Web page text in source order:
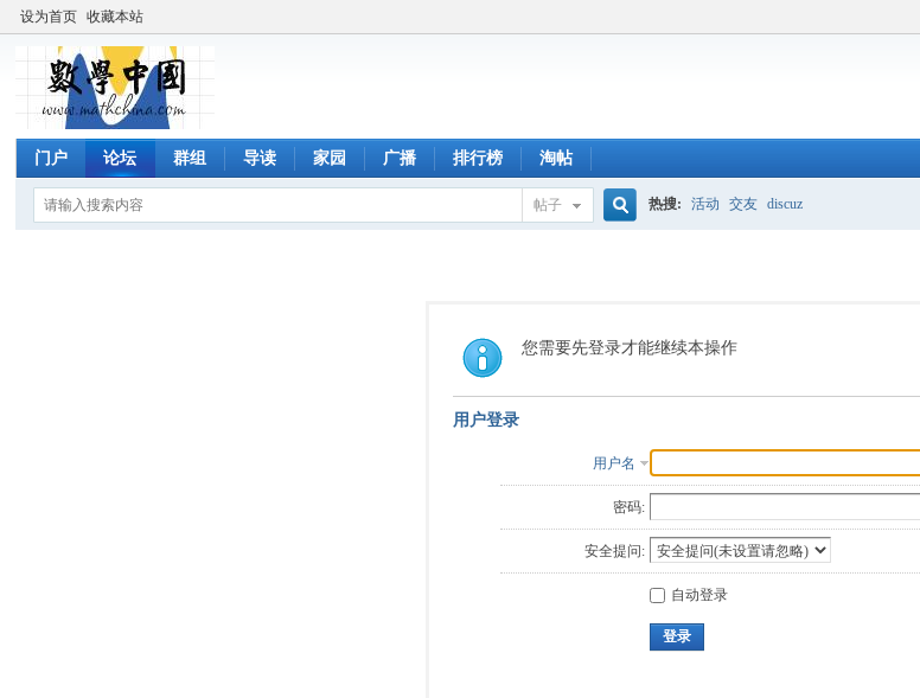
设为首页 收藏本站
门户 论坛 群组 导读 家园 广播 排行榜 淘帖
帖子
索
热搜: 活动 交友 discuz
您需要先登录才能继续本操作
用户登录
用户名
密码:
安全提问:
自动登录
登录